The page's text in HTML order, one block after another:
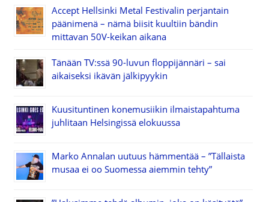
Accept Hellsinki Metal Festivalin perjantain
päänimenä – nämä biisit kuultiin bändin
mittavan 50V-keikan aikana
Tänään TV:ssä 90-luvun floppijännäri – sai
aikaiseksi ikävän jälkipyykin
Kuusituntinen konemusiikin ilmaistapahtuma
juhlitaan Helsingissä elokuussa
Marko Annalan uutuus hämmentää – ”Tällaista
musaa ei oo Suomessa aiemmin tehty”